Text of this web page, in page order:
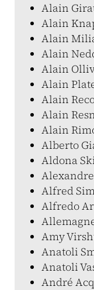
Alain
Alain
Alain
Alain
Alain
Alain
Alain
Alain
Alain
Alberto
Aldona
Alfred
Alfredo
Amy
Anatoli
Anatoli
André